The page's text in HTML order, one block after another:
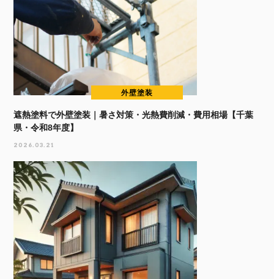
外壁塗装
遮熱塗料で外壁塗装｜暑さ対策・光熱費削減・費用相場【千葉
県・令和8年度】
2026.03.21